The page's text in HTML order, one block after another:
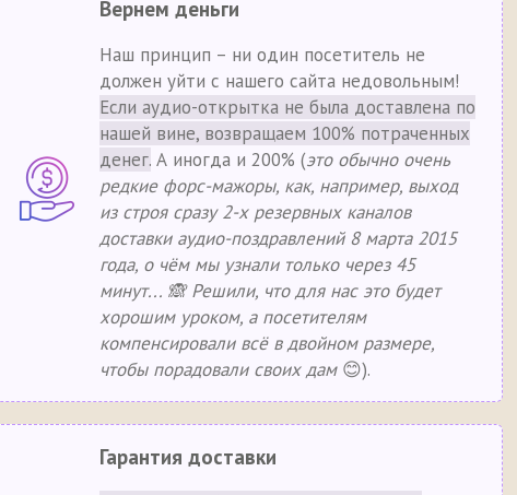
Вернем деньги
Наш принцип – ни один посетитель не
должен уйти с нашего сайта недовольным!
Если аудио-открытка не была доставлена по
нашей вине, возвращаем 100% потраченных
денег. А иногда и 200% (это обычно очень
редкие форс-мажоры, как, например, выход
из строя сразу 2-х резервных каналов
доставки аудио-поздравлений 8 марта 2015
года, о чём мы узнали только через 45
минут... 🙈 Решили, что для нас это будет
хорошим уроком, а посетителям
компенсировали всё в двойном размере,
чтобы порадовали своих дам😊).
Гарантия доставки